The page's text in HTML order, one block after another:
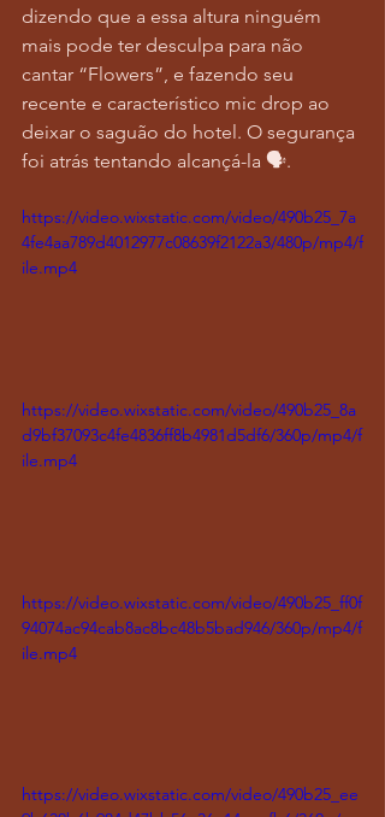
dizendo que a essa altura ninguém
mais pode ter desculpa para não
cantar “Flowers”, e fazendo seu
recente e característico mic drop ao
deixar o saguão do hotel. O segurança
foi atrás tentando alcançá-la 🗣️.
https://video.wixstatic.com/video/490b25_7a
4fe4aa789d4012977c08639f2122a3/480p/mp4/f
ile.mp4
https://video.wixstatic.com/video/490b25_8a
d9bf37093c4fe4836ff8b4981d5df6/360p/mp4/f
ile.mp4
https://video.wixstatic.com/video/490b25_ff0f
94074ac94cab8ac8bc48b5bad946/360p/mp4/f
ile.mp4
https://video.wixstatic.com/video/490b25_ee